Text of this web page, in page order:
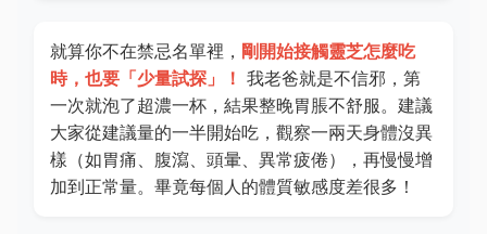
就算你不在禁忌名單裡， 剛開始接觸靈芝怎麼吃
時，也要「少量試探」！ 我老爸就是不信邪，第
一次就泡了超濃一杯，結果整晚胃脹不舒服。建議
大家從建議量的一半開始吃，觀察一兩天身體沒異
樣（如胃痛、腹瀉、頭暈、異常疲倦），再慢慢增
加到正常量。畢竟每個人的體質敏感度差很多！